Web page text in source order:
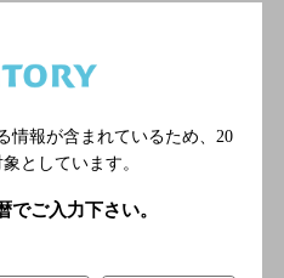
の壺
長岡駅 大手口 徒歩2分／
信越本線 北長岡駅 車13
情報が含まれているため、 20
としています。
でご入力下さい。